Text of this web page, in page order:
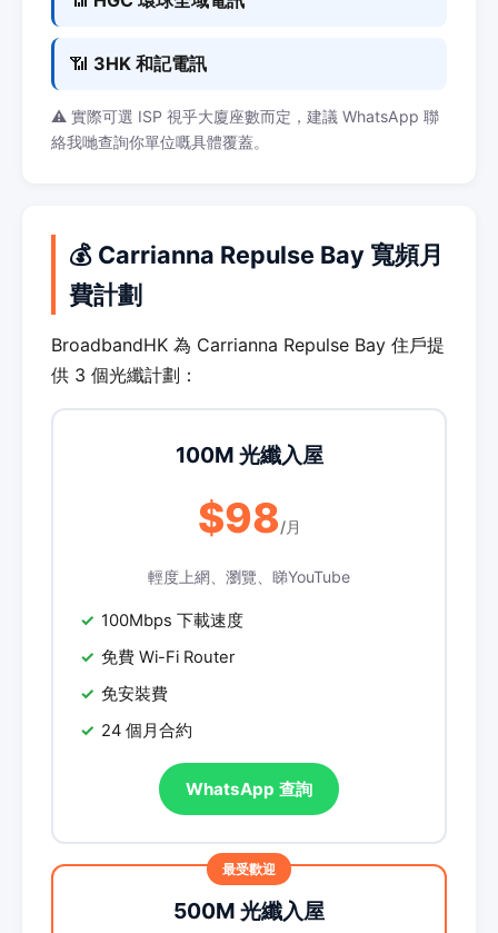
📶 3HK 和記電訊
⚠️ 實際可選 ISP 視乎大廈座數而定，建議 WhatsApp 聯
絡我哋查詢你單位嘅具體覆蓋。
💰 Carrianna Repulse Bay 寬頻月
費計劃
BroadbandHK 為 Carrianna Repulse Bay 住戶提
供 3 個光纖計劃：
100M 光纖入屋
$98/月
輕度上網、瀏覽、睇YouTube
100Mbps 下載速度
免費 Wi-Fi Router
免安裝費
24 個月合約
WhatsApp 查詢
500M 光纖入屋